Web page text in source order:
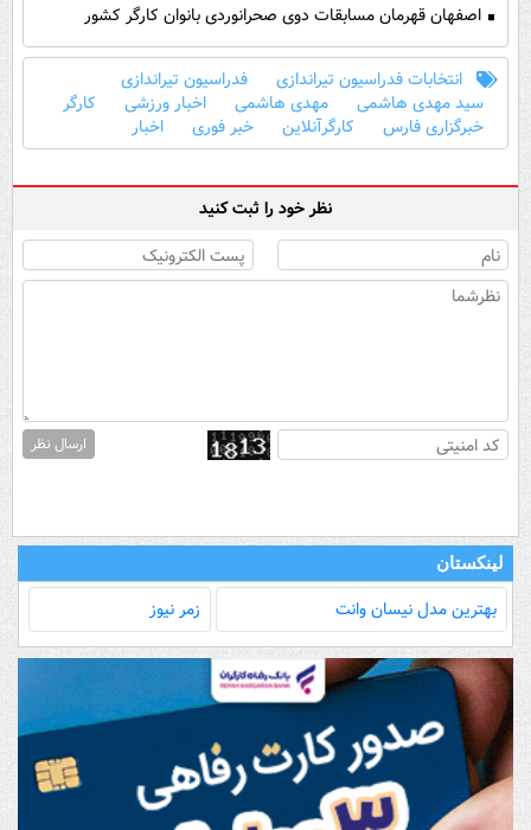
اصفهان قهرمان مسابقات دوی صحرانوردی بانوان کارگر کشور
انتخابات فدراسیون تیراندازی
فدراسیون تیراندازی
سید مهدی هاشمی
مهدی هاشمی اخبار ورزشی
کارگر
خبرگزاری فارس
کارگرآنلاین خبر فوری اخبار
نظر خود را ثبت کنید
ارسال نظر
لینکستان
بهترین مدل‌ نیسان وانت زمر نیوز